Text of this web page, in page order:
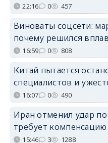
22:16 0 457
Виноваты соцсети:
почему решился
16:59 0 808
Китай пытается
специалистов и
16:07 0 490
Иран отменил удар
требует компенсацию
15:46 3 1288